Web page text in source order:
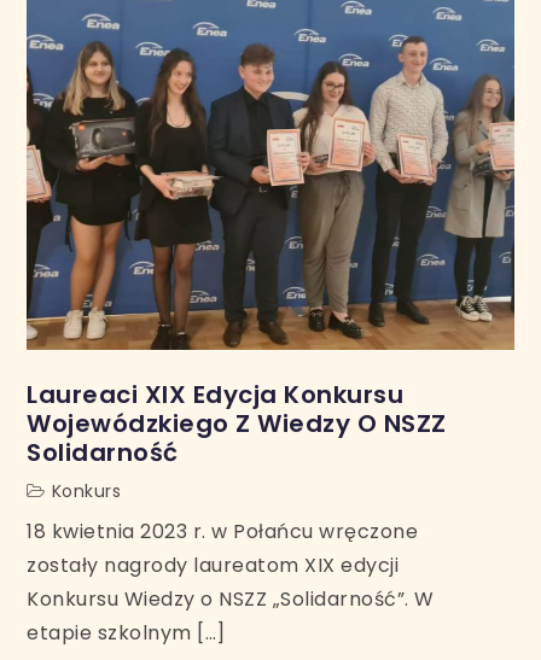
Laureaci XIX Edycja Konkursu
Wojewódzkiego Z Wiedzy O NSZZ
Solidarność
Konkurs
18 kwietnia 2023 r. w Połańcu wręczone
zostały nagrody laureatom XIX edycji
Konkursu Wiedzy o NSZZ „Solidarność”. W
etapie szkolnym […]